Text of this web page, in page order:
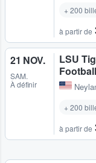
+ 200
à partir de
21 NOV.
SAM.
À définir
LSU
Football
+ 200
à partir de